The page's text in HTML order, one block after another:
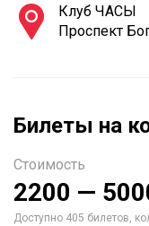
Клуб ЧАСЫ
Проспект
Билеты на
Стоимость
2200 —
Доступно 405 билетов,